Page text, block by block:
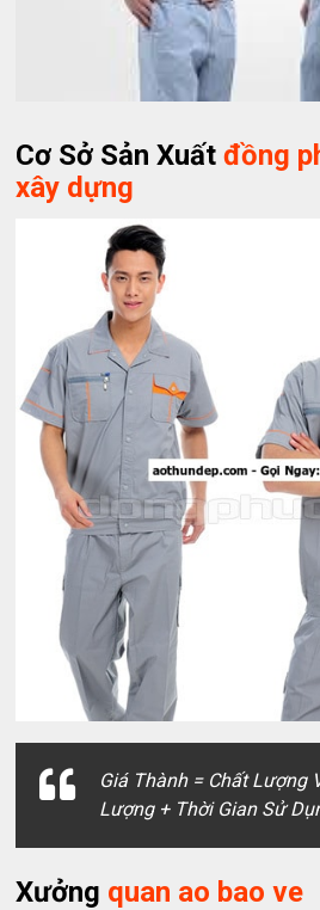
Cơ Sở Sản Xuấtđồng
xây dựng
Giá Thành = Chất Lượng
Lượng + Thời Gian Sử
Xưởng quan ao bao ve